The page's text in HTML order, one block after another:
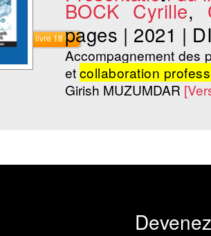
le livre 18 €
BOCK Cyrille,
pages | 2021 |
Accompagnement des
etcollaboration
Girish MUZUMDAR